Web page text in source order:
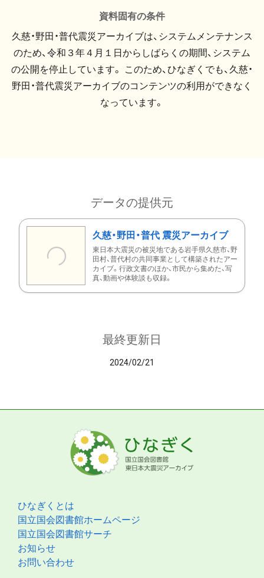
資料固有の条件
久慈・野田・普代震災アーカイブは、システムメンテナンス
のため、令和３年４月１日からしばらくの期間、システム
の公開を停止しています。 このため、ひなぎくでも、久慈・
野田・普代震災アーカイブのコンテンツの利用ができなく
なっています。
データの提供元
久慈・野田・普代 震災アーカイブ
東日本大震災の被災地である岩手県久慈市、野
田村、普代村の共同事業として構築されたアー
カイブ。行政文書のほか、市民から集めた、写
真、動画や体験談も収録。
最終更新日
2024/02/21
ひなぎくとは
国立国会図書館ホームページ
国立国会図書館サーチ
お知らせ
お問い合わせ